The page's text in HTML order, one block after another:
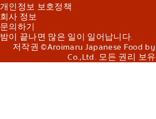
개인정보 보호정책
회사 정보
문의하기
밤이 끝나면 많은 일이 일어납니다.
저작권 ©Aroimaru Japanese Food
Co.,Ltd. 모든 권리 보